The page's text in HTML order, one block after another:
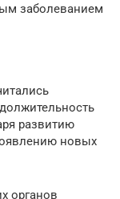
заболеванием
развитию
новых
органов